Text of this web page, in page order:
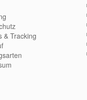
& Tracking